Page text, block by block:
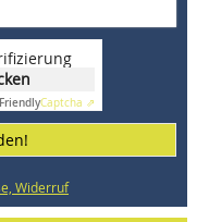
FriendlyCaptcha ⇗
Widerruf